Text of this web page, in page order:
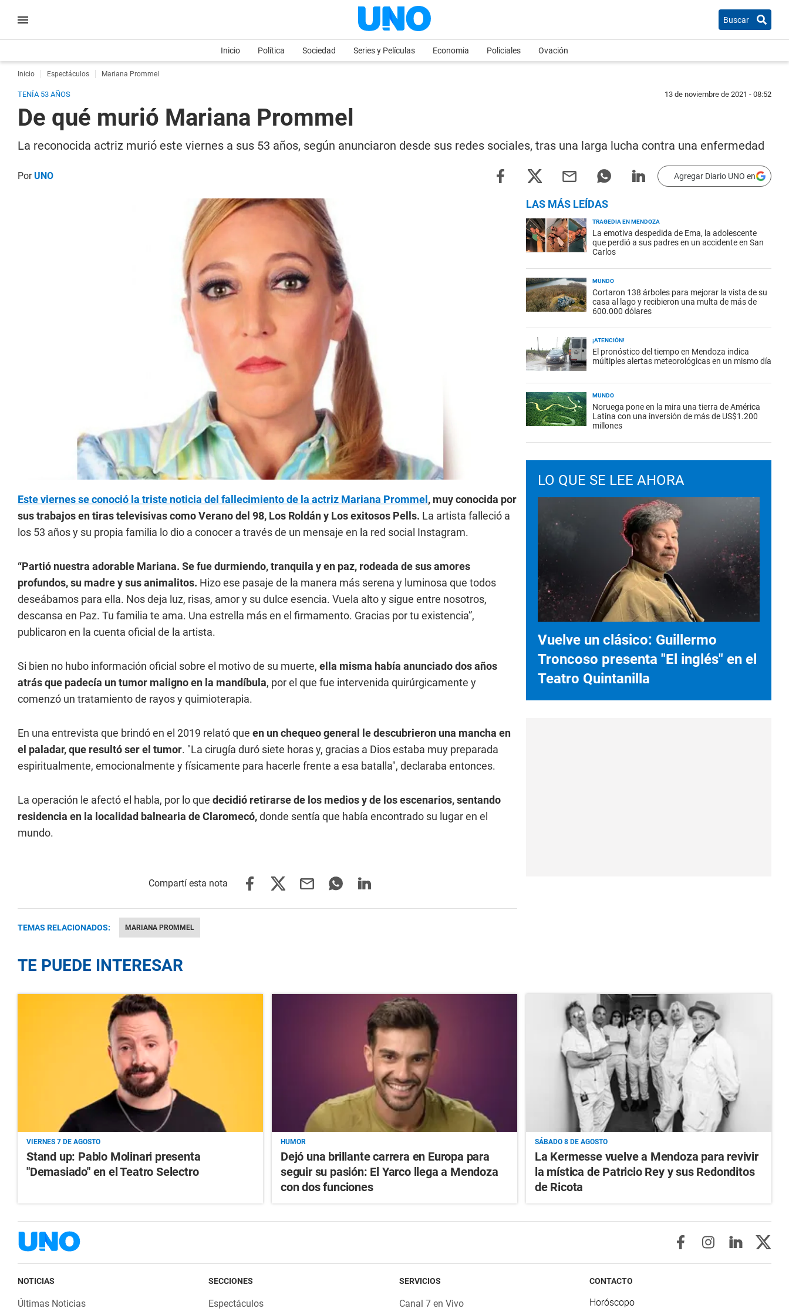
Buscar
Inicio Política Sociedad Series y Películas Economia Policiales Ovación
Inicio Espectáculos Mariana Prommel
TENÍA 53 AÑOS 13 de noviembre de 2021 - 08:52
De qué murió Mariana Prommel
La reconocida actriz murió este viernes a sus 53 años, según anunciaron desde sus redes sociales, tras una larga lucha contra una enfermedad
PorUNO Agregar Diario UNO en
Este viernes se conoció la triste noticia del fallecimiento de la actriz Mariana Prommel, muy conocida por
sus trabajos en tiras televisivas como Verano del 98, Los Roldán y Los exitosos Pells. La artista falleció a
los 53 años y su propia familia lo dio a conocer a través de un mensaje en la red social Instagram.
“Partió nuestra adorable Mariana. Se fue durmiendo, tranquila y en paz, rodeada de sus amores
profundos, su madre y sus animalitos. Hizo ese pasaje de la manera más serena y luminosa que todos
deseábamos para ella. Nos deja luz, risas, amor y su dulce esencia. Vuela alto y sigue entre nosotros,
descansa en Paz. Tu familia te ama. Una estrella más en el firmamento. Gracias por tu existencia”,
publicaron en la cuenta oficial de la artista.
Si bien no hubo información oficial sobre el motivo de su muerte, ella misma había anunciado dos años
atrás que padecía un tumor maligno en la mandíbula, por el que fue intervenida quirúrgicamente y
comenzó un tratamiento de rayos y quimioterapia.
En una entrevista que brindó en el 2019 relató que en un chequeo general le descubrieron una mancha en
el paladar, que resultó ser el tumor. "La cirugía duró siete horas y, gracias a Dios estaba muy preparada
espiritualmente, emocionalmente y físicamente para hacerle frente a esa batalla", declaraba entonces.
La operación le afectó el habla, por lo que decidió retirarse de los medios y de los escenarios, sentando
residencia en la localidad balnearia de Claromecó,donde sentía que había encontrado su lugar en el
mundo.
TEMAS RELACIONADOS: MARIANA PROMMEL
LAS MÁS LEÍDAS
TRAGEDIA EN MENDOZA
La emotiva despedida de Ema, la adolescente
que perdió a sus padres en un accidente en San
Carlos
MUNDO
Cortaron 138 árboles para mejorar la vista de su
casa al lago y recibieron una multa de más de
600.000 dólares
¡ATENCIÓN!
El pronóstico del tiempo en Mendoza indica
múltiples alertas meteorológicas en un mismo día
MUNDO
Noruega pone en la mira una tierra de América
Latina con una inversión de más de US$1.200
millones
LO QUE SE LEE AHORA
Vuelve un clásico: Guillermo
Troncoso presenta "El inglés" en el
Teatro Quintanilla
TE PUEDE INTERESAR
VIERNES 7 DE AGOSTO
Stand up: Pablo Molinari presenta
"Demasiado" en el Teatro Selectro
HUMOR
Dejó una brillante carrera en Europa para
seguir su pasión: El Yarco llega a Mendoza
con dos funciones
SÁBADO 8 DE AGOSTO
La Kermesse vuelve a Mendoza para revivir
la mística de Patricio Rey y sus Redonditos
de Ricota
NOTICIAS
Últimas Noticias
SECCIONES
Espectáculos
SERVICIOS
Canal 7 en Vivo
CONTACTO
Horóscopo